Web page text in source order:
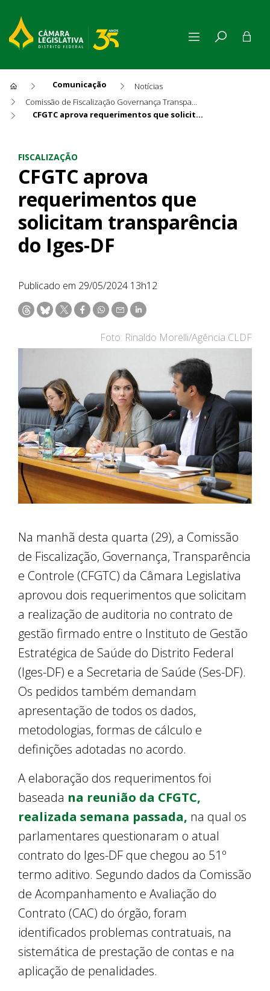
Comunicação
Notícias
Comissão de Fiscalização Governança Transparência e Controle
CFGTC aprova requerimentos que solicitam transparência do Iges-DF
FISCALIZAÇÃO
CFGTC aprova
requerimentos que
solicitam transparência
do Iges-DF
Publicado em 29/05/2024 13h12
Foto: Rinaldo Morelli/Agência CLDF
Na manhã desta quarta (29), a Comissão
de Fiscalização, Governança, Transparência
e Controle (CFGTC) da Câmara Legislativa
aprovou dois requerimentos que solicitam
a realização de auditoria no contrato de
gestão firmado entre o Instituto de Gestão
Estratégica de Saúde do Distrito Federal
(Iges-DF) e a Secretaria de Saúde (Ses-DF).
Os pedidos também demandam
apresentação de todos os dados,
metodologias, formas de cálculo e
definições adotadas no acordo.
A elaboração dos requerimentos foi
baseada na reunião da CFGTC,
realizada semana passada, na qual os
parlamentares questionaram o atual
contrato do Iges-DF que chegou ao 51º
termo aditivo. Segundo dados da Comissão
de Acompanhamento e Avaliação do
Contrato (CAC) do órgão, foram
identificados problemas contratuais, na
sistemática de prestação de contas e na
aplicação de penalidades.